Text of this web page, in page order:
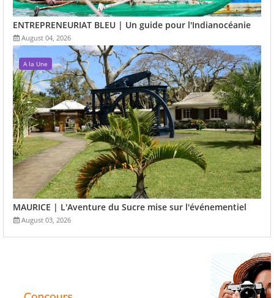
ENTREPRENEURIAT BLEU | Un guide pour l'Indianocéanie
August 04, 2026
A la Une
MAURICE | L'Aventure du Sucre mise sur l'événementiel
August 03, 2026